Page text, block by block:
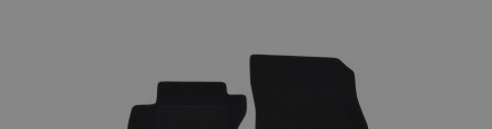
lista
desideri